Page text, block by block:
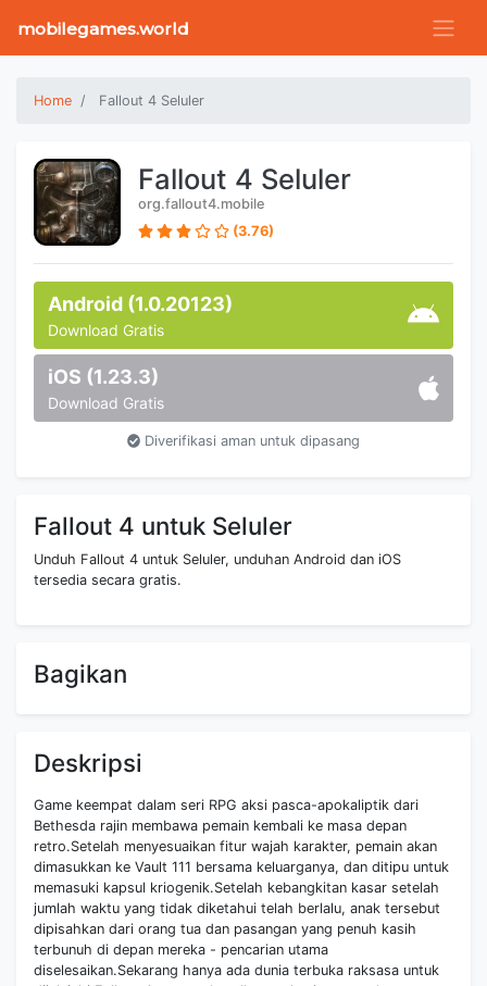
mobilegames.world
Home Fallout 4 Seluler
Fallout 4 Seluler
org.fallout4.mobile
(3.76)
Android (1.0.20123)
Download Gratis
iOS (1.23.3)
Download Gratis
Diverifikasi aman untuk dipasang
Fallout 4 untuk Seluler
Unduh Fallout 4 untuk Seluler, unduhan Android dan iOS
tersedia secara gratis.
Bagikan
Deskripsi
Game keempat dalam seri RPG aksi pasca-apokaliptik dari
Bethesda rajin membawa pemain kembali ke masa depan
retro.Setelah menyesuaikan fitur wajah karakter, pemain akan
dimasukkan ke Vault 111 bersama keluarganya, dan ditipu untuk
memasuki kapsul kriogenik.Setelah kebangkitan kasar setelah
jumlah waktu yang tidak diketahui telah berlalu, anak tersebut
dipisahkan dari orang tua dan pasangan yang penuh kasih
terbunuh di depan mereka - pencarian utama
diselesaikan.Sekarang hanya ada dunia terbuka raksasa untuk